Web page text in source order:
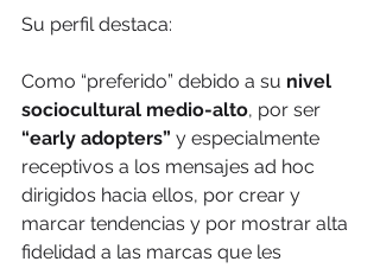
Su perfil destaca:
Como “preferido” debido a su nivel
sociocultural medio-alto, por ser
“early adopters” y especialmente
receptivos a los mensajes ad hoc
dirigidos hacia ellos, por crear y
marcar tendencias y por mostrar alta
fidelidad a las marcas que les